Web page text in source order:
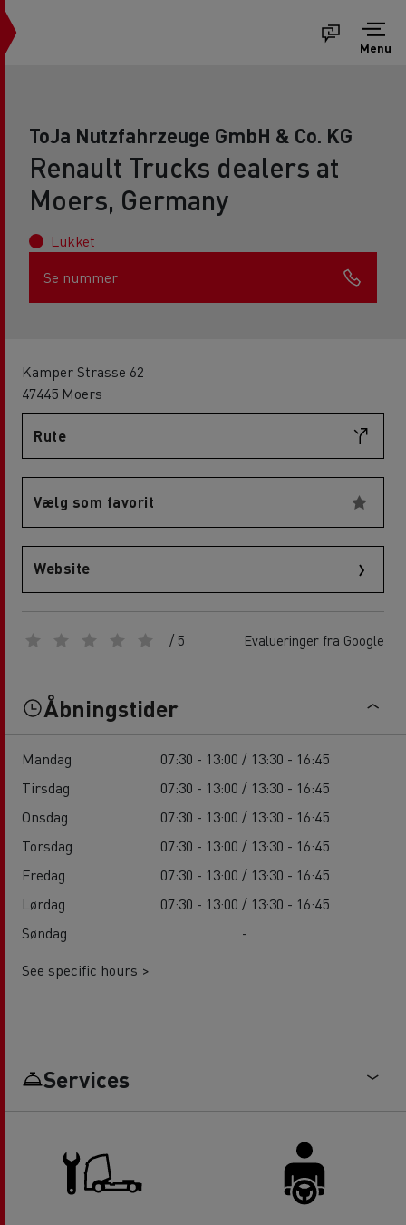
Menu
ToJa Nutzfahrzeuge GmbH & Co. KG
Renault Trucks dealers at
Moers, Germany
Lukket
Se nummer
Kamper Strasse 62
47445 Moers
Rute
Vælg som favorit
Website
/ 5 Evalueringer fra Google
Åbningstider
Mandag
07:30 - 13:00 / 13:30 - 16:45
Tirsdag
07:30 - 13:00 / 13:30 - 16:45
Onsdag
07:30 - 13:00 / 13:30 - 16:45
Torsdag
07:30 - 13:00 / 13:30 - 16:45
Fredag
07:30 - 13:00 / 13:30 - 16:45
Lørdag
07:30 - 13:00 / 13:30 - 16:45
Søndag
-
See specific hours >
Services